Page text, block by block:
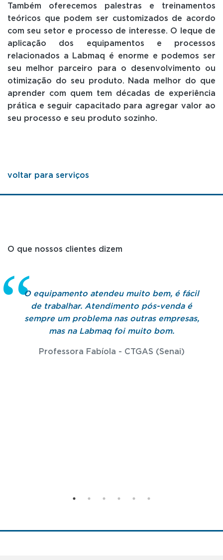
Também oferecemos palestras e treinamentos
teóricos que podem ser customizados de acordo
com seu setor e processo de interesse. O leque de
aplicação dos equipamentos e processos
relacionados a Labmaq é enorme e podemos ser
seu melhor parceiro para o desenvolvimento ou
otimização do seu produto. Nada melhor do que
aprender com quem tem décadas de experiência
prática e seguir capacitado para agregar valor ao
seu processo e seu produto sozinho.
voltar para serviços
O que nossos clientes dizem
O equipamento atendeu muito bem, é fácil
de trabalhar. Atendimento pós-venda é
sempre um problema nas outras empresas,
mas na Labmaq foi muito bom.
Professora Fabíola - CTGAS (Senai)